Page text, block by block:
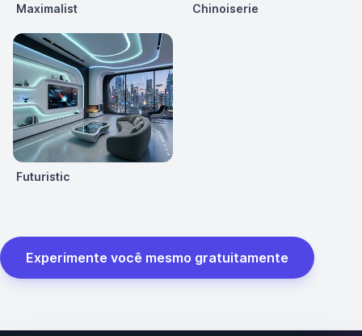
Maximalist Chinoiserie
Futuristic
Experimente você mesmo gratuitamente